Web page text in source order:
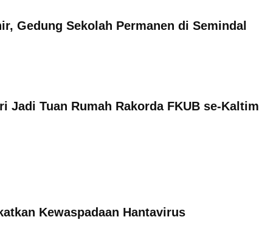
Gedung Sekolah Permanen di Semindal
Jadi Tuan Rumah Rakorda FKUB se-Kaltim
Kewaspadaan Hantavirus